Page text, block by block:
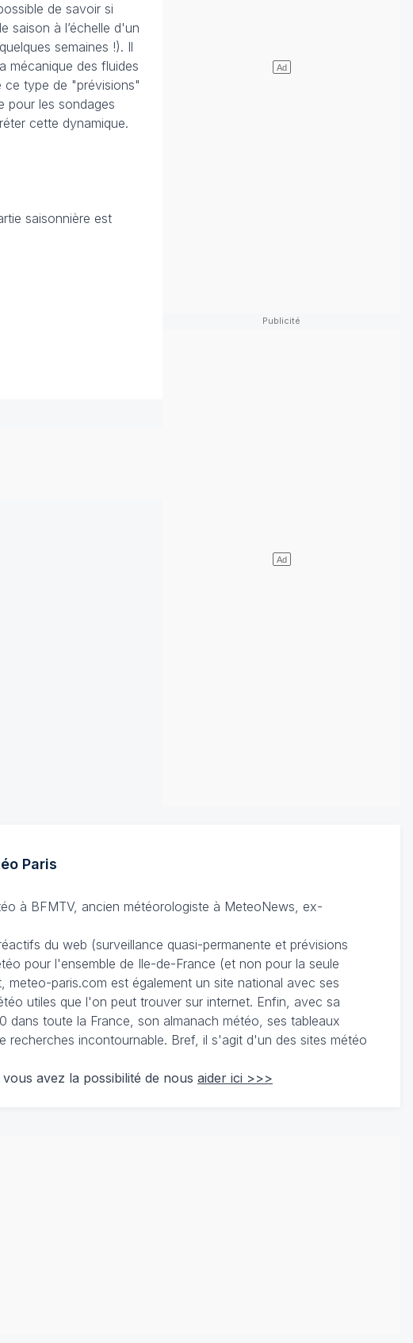
de savoir si
saison à l’échelle d'un
semaines !). Il
mécanique des fluides
ce type de "prévisions"
pour les sondages
cette dynamique.
saisonnière est
Paris
à BFMTV, ancien météorologiste à MeteoNews, ex-
du web (surveillance quasi-permanente et prévisions
pour l'ensemble de Ile-de-France (et non pour la seule
meteo-paris.com est également un site national avec ses
utiles que l'on peut trouver sur internet. Enfin, avec sa
dans toute la France, son almanach météo, ses tableaux
recherches incontournable. Bref, il s'agit d'un des sites météo
avez la possibilité de nous aider ici >>>